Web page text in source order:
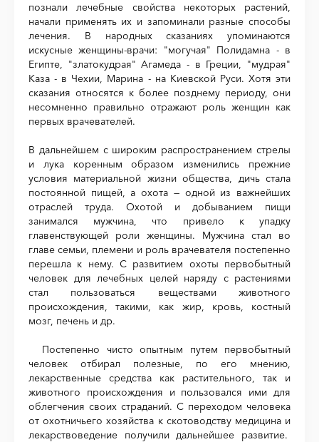
познали лечебные свойства некоторых растений,
начали применять их и запоминали разные способы
лечения. В народных сказаниях упоминаются
искусные женщины-врачи: "могучая" Полидамна - в
Египте, "златокудрая" Агамеда - в Греции, "мудрая"
Каза - в Чехии, Марина - на Киевской Руси. Хотя эти
сказания относятся к более позднему периоду, они
несомненно правильно отражают роль женщин как
первых врачевателей.
В дальнейшем с широким распространением стрелы
и лука коренным образом изменились прежние
условия материальной жизни общества, дичь стала
постоянной пищей, а охота — одной из важнейших
отраслей труда. Охотой и добыванием пищи
занимался мужчина, что привело к упадку
главенствующей роли женщины. Мужчина стал во
главе семьи, племени и роль врачевателя постепенно
перешла к нему. С развитием охоты первобытный
человек для лечебных целей наряду с растениями
стал пользоваться веществами животного
происхождения, такими, как жир, кровь, костный
мозг, печень и др.
Постепенно чисто опытным путем первобытный
человек отбирал полезные, по его мнению,
лекарственные средства как растительного, так и
животного происхождения и пользовался ими для
облегчения своих страданий. С переходом человека
от охотничьего хозяйства к скотоводству медицина и
лекарствоведение получили дальнейшее развитие.